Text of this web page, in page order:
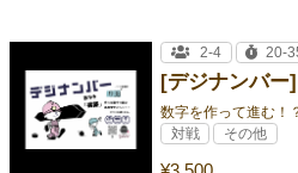
[デジナンバー]
数字を作って進む！
2-4 20-
対戦 その他